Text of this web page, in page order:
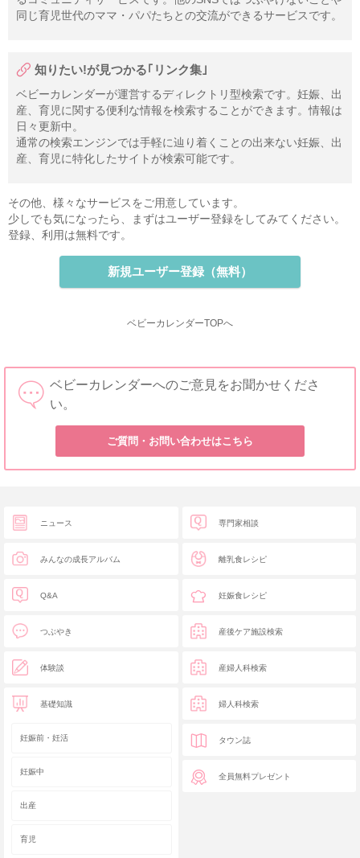
同じ育児世代のママ・パパたちとの交流ができるサービスです。
知りたい!が見つかる｢リンク集｣
ベビーカレンダーが運営するディレクトリ型検索です。妊娠、出
産、育児に関する便利な情報を検索することができます。情報は
日々更新中。
通常の検索エンジンでは手軽に辿り着くことの出来ない妊娠、出
産、育児に特化したサイトが検索可能です。
その他、様々なサービスをご用意しています。
少しでも気になったら、まずはユーザー登録をしてみてください。
登録、利用は無料です。
新規ユーザー登録（無料）
ベビーカレンダーTOPへ
ベビーカレンダーへのご意見をお聞かせくださ
い。
ご質問・お問い合わせはこちら
ニュース
みんなの成長アルバム
Q&A
つぶやき
体験談
基礎知識
妊娠前・妊活
妊娠中
出産
育児
専門家相談
離乳食レシピ
妊娠食レシピ
産後ケア施設検索
産婦人科検索
婦人科検索
タウン誌
全員無料プレゼント